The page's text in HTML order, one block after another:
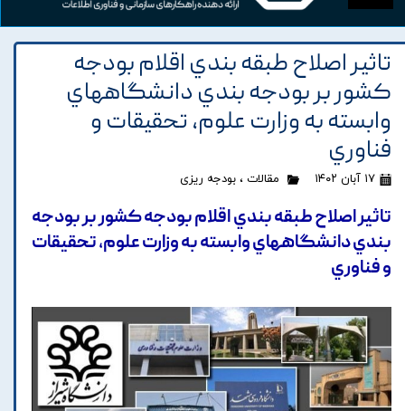
تاثير اصلاح طبقه بندي اقلام بودجه
کشور بر بودجه بندي دانشگاههاي
وابسته به وزارت علوم، تحقيقات و
فناوري
۱۷ آبان ۱۴۰۲ مقالات ، بودجه ریزی
تاثير اصلاح طبقه بندي اقلام بودجه کشور بر بودجه
بندي دانشگاههاي وابسته به وزارت علوم، تحقيقات
و فناوري